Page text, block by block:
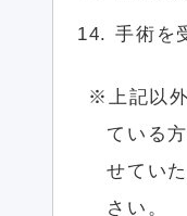
手術を
上記以
ている
せてい
さい。